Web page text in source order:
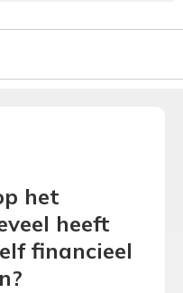
het
heeft
financieel